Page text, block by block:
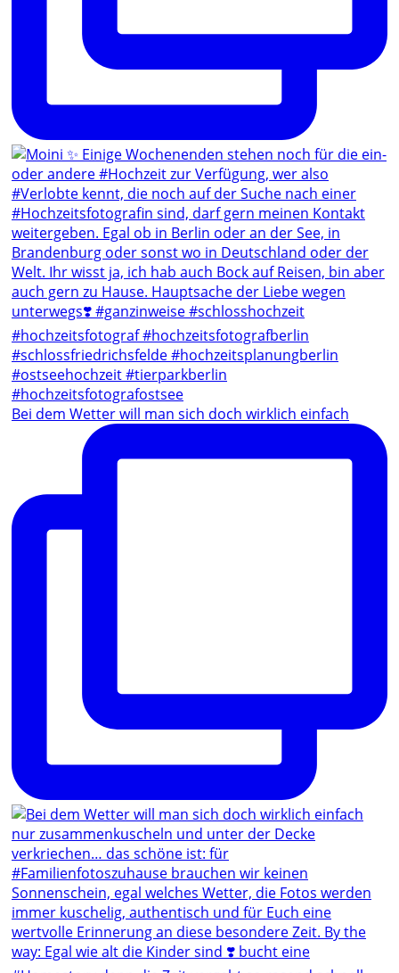
Bei dem Wetter will man sich doch wirklich einfach